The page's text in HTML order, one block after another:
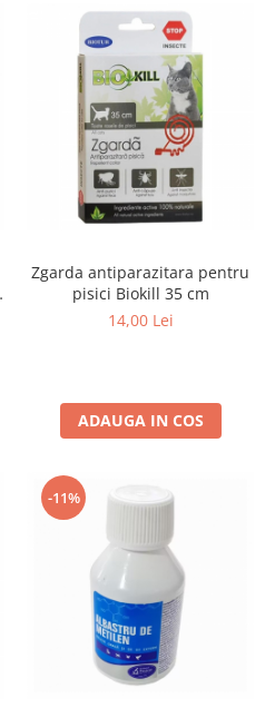
Zgarda antiparazitara pentru
pisici Biokill 35 cm
14,00 Lei
ADAUGA IN COS
-11%